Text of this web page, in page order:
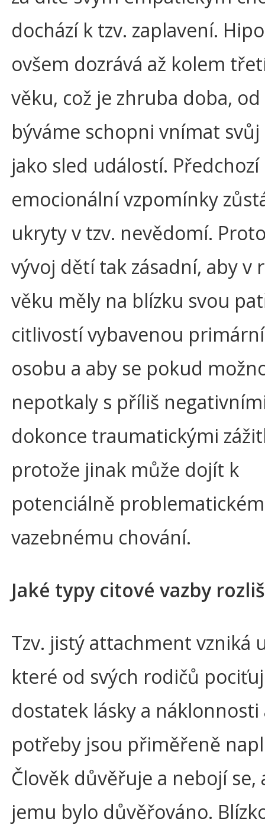
dochází k tzv. zaplavení.
ovšem dozrává až kolem
věku, což je zhruba doba,
býváme schopni vnímat
jako sled událostí. Předchozí
emocionální vzpomínky
ukryty v tzv. nevědomí.
vývoj dětí tak zásadní, aby v
věku měly na blízku svou
citlivostí vybavenou
osobu a aby se pokud
nepotkaly s příliš
dokonce traumatickými
protože jinak může dojít k
potenciálně
vazebnému chování.
Jaké typy citové vazby
Tzv. jistý attachment vzniká
které od svých rodičů
dostatek lásky a náklonnosti
potřeby jsou přiměřeně
Člověk důvěřuje a nebojí se,
jemu bylo důvěřováno.